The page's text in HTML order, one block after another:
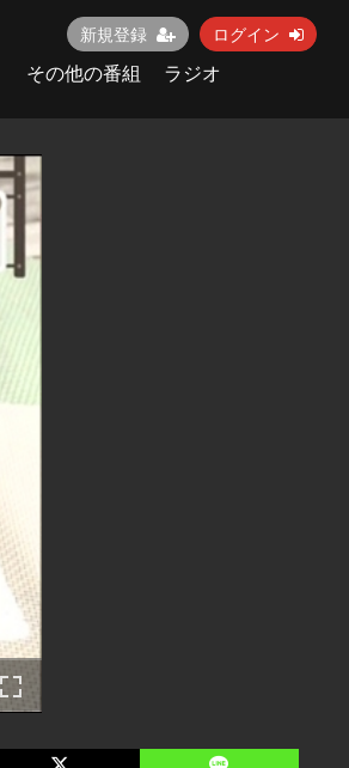
新規登録 ログイン
その他の番組
ラジオ